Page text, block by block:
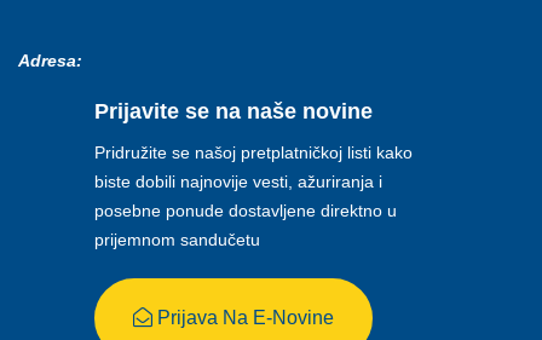
Adresa:
Prijavite se na naše novine
Pridružite se našoj pretplatničkoj listi kako
biste dobili najnovije vesti, ažuriranja i
posebne ponude dostavljene direktno u
prijemnom sandučetu
Prijava Na E-Novine